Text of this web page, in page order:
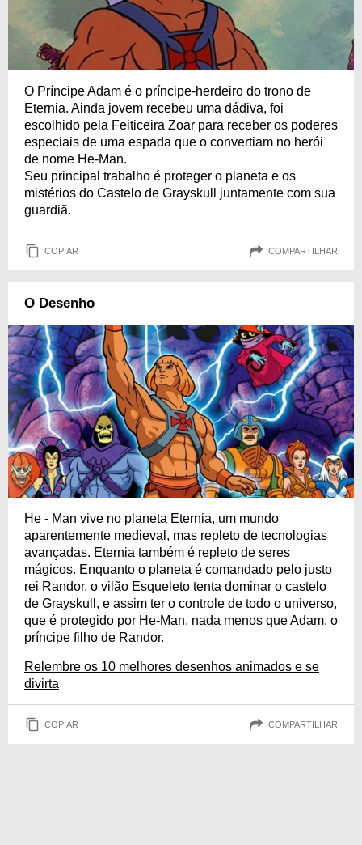
O Príncipe Adam é o príncipe-herdeiro do trono de
Eternia. Ainda jovem recebeu uma dádiva, foi
escolhido pela Feiticeira Zoar para receber os poderes
especiais de uma espada que o convertiam no herói
de nome He-Man.
Seu principal trabalho é proteger o planeta e os
mistérios do Castelo de Grayskull juntamente com sua
guardiã.
COPIAR COMPARTILHAR
O Desenho
He - Man vive no planeta Eternia, um mundo
aparentemente medieval, mas repleto de tecnologias
avançadas. Eternia também é repleto de seres
mágicos. Enquanto o planeta é comandado pelo justo
rei Randor, o vilão Esqueleto tenta dominar o castelo
de Grayskull, e assim ter o controle de todo o universo,
que é protegido por He-Man, nada menos que Adam, o
príncipe filho de Randor.
Relembre os 10 melhores desenhos animados e se
divirta
COPIAR COMPARTILHAR